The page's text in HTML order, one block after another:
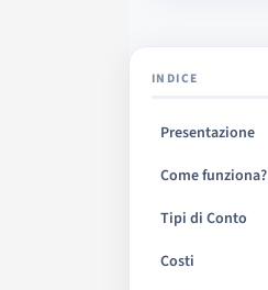
INDICE
Presentazione
Come funziona?
Tipi di Conto
Costi